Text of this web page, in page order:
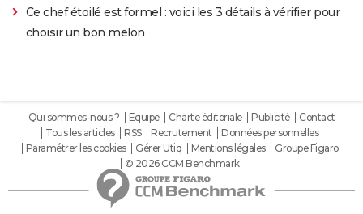
Ce chef étoilé est formel : voici les 3 détails à vérifier pour
choisir un bon melon
Qui sommes-nous ? Equipe Charte éditoriale Publicité
Contact
Tous les articles
RSS Recrutement
Données personnelles
Paramétrer les cookies
Gérer Utiq Mentions légales
Groupe Figaro
© 2026 CCM Benchmark